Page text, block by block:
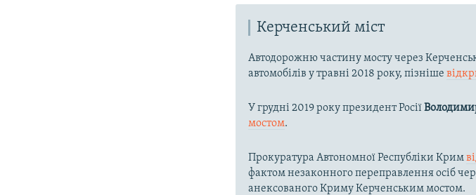
Керченський міст
Автодорожню частину мосту через
автомобілів у травні 2018 року, пізніше
У грудні 2019 року президент Росії
мостом.
Прокуратура Автономної Республіки Крим
фактом незаконного переправлення осіб
анексованого Криму Керченським мостом.